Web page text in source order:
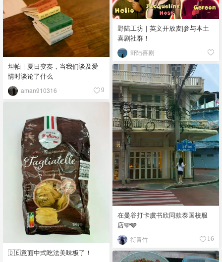
野陆工坊｜英文开放麦|参与本土
喜剧社群！
野陆喜剧
坦帕｜夏日变奏，当我们谈及爱
情时谈论了什么
aman910316 9
在曼谷打卡虞书欣同款泰国校服
店🩵🩶
衔青竹 16
🇩🇪意面中式吃法美味极了！